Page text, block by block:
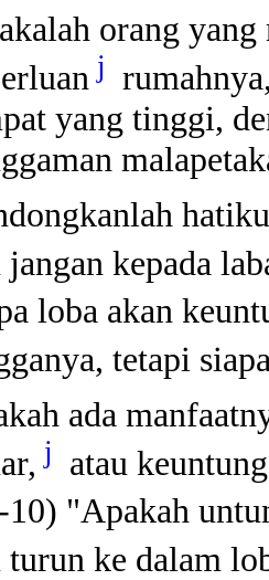
orang
j
yang tinggi,
hatiku
jangan kepada
loba akan
tetapi
ada
j atau
10) "Apakah
turun ke dalam